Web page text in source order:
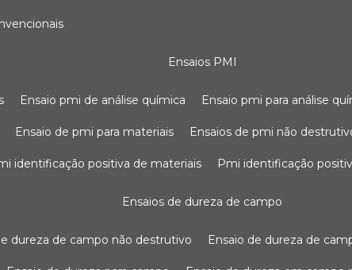
ensaios PMI
ensaio pmi de análise química ensaio pmi para análise
ensaio de pmi para materiais ensaios de pmi não
identificação positiva de materiais pmi identificação
ensaios de dureza de campo
dureza de campo não destrutivo ensaio de dureza de